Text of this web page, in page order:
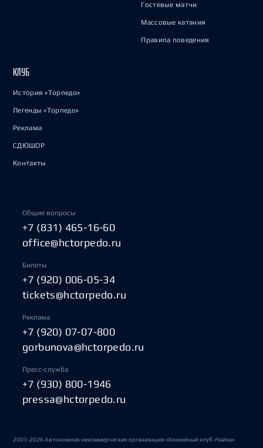
Гостевые матчи
Массовые катания
Правила поведения
КЛУБ
История «Торпедо»
Легенды «Торпедо»
Реклама
СДЮШОР
Контакты
Общие вопросы
+7 (831) 465-16-60
office@hctorpedo.ru
Билеты
+7 (920) 006-05-34
tickets@hctorpedo.ru
Реклама
+7 (920) 07-07-800
gorbunova@hctorpedo.ru
Пресс-служба
+7 (930) 800-1946
pressa@hctorpedo.ru
2003-2026 Автономная некоммерческая организация «Хоккейный клуб «Чайка»